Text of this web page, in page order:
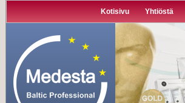
Kotisivu Yhtiöstä